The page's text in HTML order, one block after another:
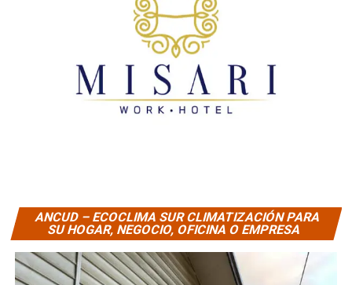
ANCUD – ECOCLIMA SUR CLIMATIZACIÓN PARA
SU HOGAR, NEGOCIO, OFICINA O EMPRESA